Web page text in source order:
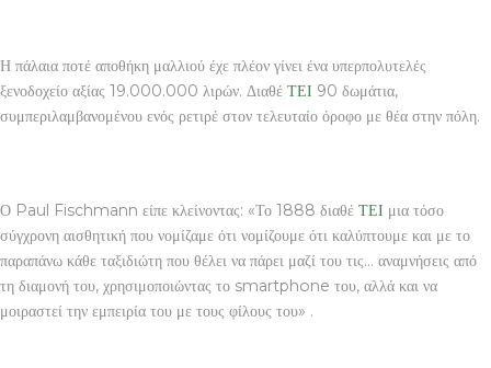
Η πάλαια ποτέ αποθήκη μαλλιού έχε πλέον γίνει ένα υπερπολυτελές
ξενοδοχείο αξίας 19.000.000 λιρών. Διαθέ ΤΕΙ 90 δωμάτια,
συμπεριλαμβανομένου ενός ρετιρέ στον τελευταίο όροφο με θέα στην πόλη.
Ο Paul Fischmann είπε κλείνοντας: «Το 1888 διαθέ ΤΕΙ μια τόσο
σύγχρονη αισθητική που νομίζαμε ότι νομίζουμε ότι καλύπτουμε και με το
παραπάνω κάθε ταξιδιώτη που θέλει να πάρει μαζί του τις… αναμνήσεις από
τη διαμονή του, χρησιμοποιώντας το smartphone του, αλλά και να
μοιραστεί την εμπειρία του με τους φίλους του» .